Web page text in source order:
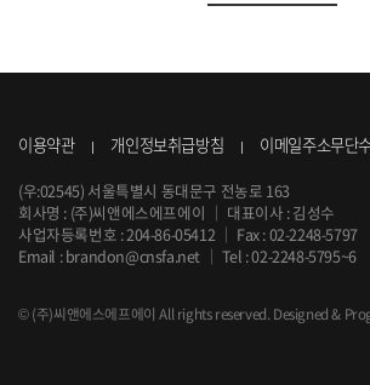
이용약관 개인정보취급방침
이메일주소무단
(우:02545) 서울특별시 동대문구 전농로 163
회사명 : (주)씨앤에스에프에이 ｜ 대표이사 : 김성수
사업자등록번호 : 204-86-05412｜ Fax : 02-2248-5797
Email :brandon@cnsfa.net ｜ Tel :02-2248-5795~6
© (주)씨앤에스에프에이 All rights reserved.Designed &